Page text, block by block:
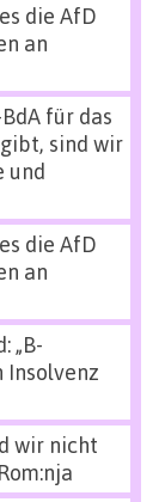
die AfD
an
für das
sind wir
und
die AfD
an
„B-
Insolvenz
wir nicht